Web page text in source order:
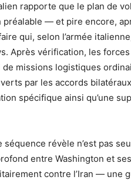
rapporte que le plan de
préalable — et pire encore,
qui, selon l’armée
Après vérification, les
de missions logistiques
par les accords
spécifique ainsi qu’une
séquence révèle n’est pas
entre Washington et
contre l’Iran — une